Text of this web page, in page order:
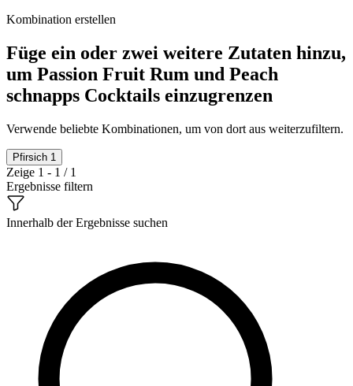
Kombination erstellen
Füge ein oder zwei weitere Zutaten hinzu,
um Passion Fruit Rum und Peach
schnapps Cocktails einzugrenzen
Verwende beliebte Kombinationen, um von dort aus weiterzufiltern.
Pfirsich 1
Zeige 1 - 1 / 1
Ergebnisse filtern
Innerhalb der Ergebnisse suchen